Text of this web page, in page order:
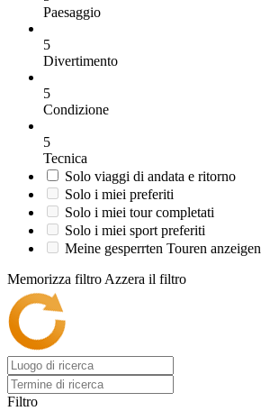
Paesaggio
5
Divertimento
5
Condizione
5
Tecnica
Solo viaggi di andata e ritorno
Solo i miei preferiti
Solo i miei tour completati
Solo i miei sport preferiti
Meine gesperrten Touren anzeigen
Memorizza filtro Azzera il filtro
Filtro